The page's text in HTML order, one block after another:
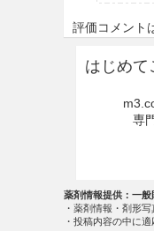
評価コメント
はじめて
専
薬剤情報提供：一
・薬剤情報・剤形
・投稿内容の中に